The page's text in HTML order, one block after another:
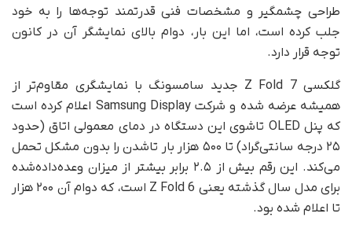
طراحی چشمگیر و مشخصات فنی قدرتمند توجه‌ها را به خود
جلب کرده است، اما این بار، دوام بالای نمایشگر آن در کانون
توجه قرار دارد.
گلکسی Z Fold 7 جدید سامسونگ با نمایشگری مقاوم‌تر از
همیشه عرضه شده و شرکت Samsung Display اعلام کرده است
که پنل OLED تاشوی این دستگاه در دمای معمولی اتاق (حدود
۲۵ درجه سانتی‌گراد) تا ۵۰۰ هزار بار تاشدن را بدون مشکل تحمل
می‌کند. این رقم بیش از ۲.۵ برابر بیشتر از میزان وعده‌داده‌شده
برای مدل سال گذشته یعنی Z Fold 6 است، که دوام آن ۲۰۰ هزار
تا اعلام شده بود.